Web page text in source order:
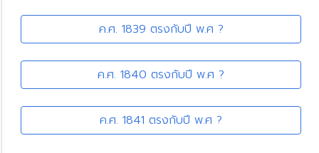
ค.ศ. 1839 ตรงกับปี พ.ศ ?
ค.ศ. 1840 ตรงกับปี พ.ศ ?
ค.ศ. 1841 ตรงกับปี พ.ศ ?